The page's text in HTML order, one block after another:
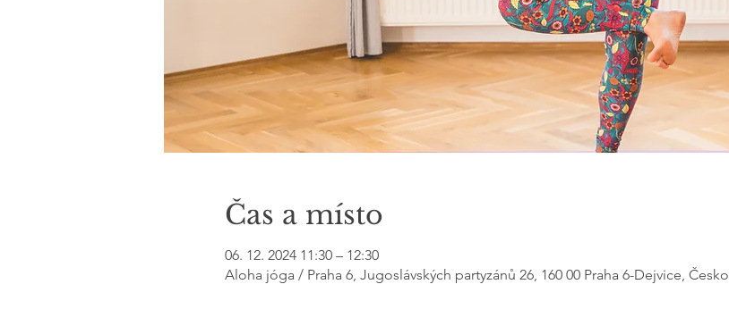
Čas a místo
06. 12. 2024 11:30 – 12:30
Aloha jóga / Praha 6, Jugoslávských partyzánů 26, 160 00 Praha 6-Dejvice, Česko